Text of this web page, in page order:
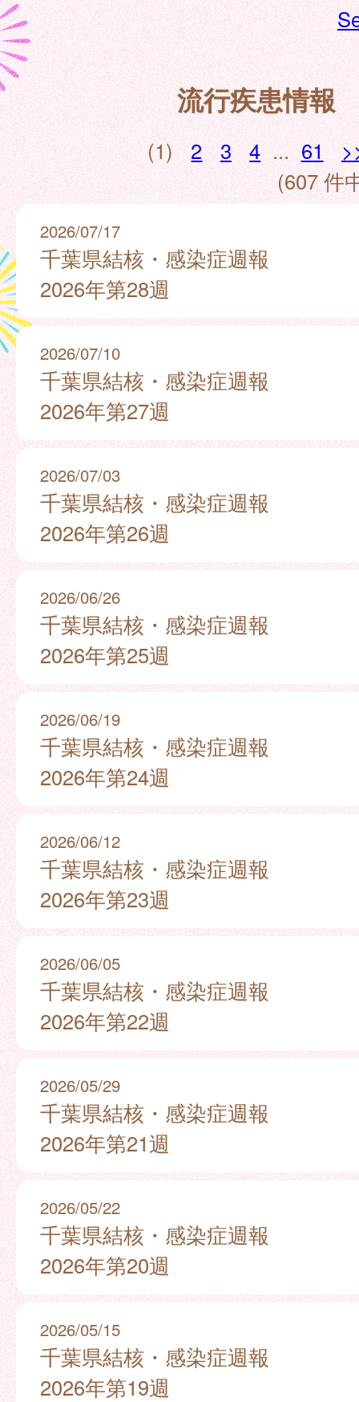
流行疾患情報
(1) 2 3 4 ... 61
(607 件
2026/07/17
千葉県結核・感染症週報
2026年第28週
2026/07/10
千葉県結核・感染症週報
2026年第27週
2026/07/03
千葉県結核・感染症週報
2026年第26週
2026/06/26
千葉県結核・感染症週報
2026年第25週
2026/06/19
千葉県結核・感染症週報
2026年第24週
2026/06/12
千葉県結核・感染症週報
2026年第23週
2026/06/05
千葉県結核・感染症週報
2026年第22週
2026/05/29
千葉県結核・感染症週報
2026年第21週
2026/05/22
千葉県結核・感染症週報
2026年第20週
2026/05/15
千葉県結核・感染症週報
2026年第19週